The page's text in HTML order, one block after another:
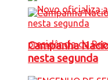
Campanha
nesta segunda